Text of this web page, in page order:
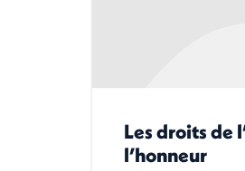
Les droits de
l’honneur